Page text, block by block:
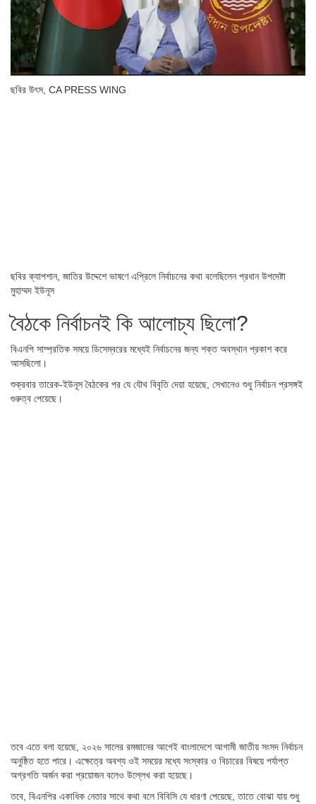
ছবির উৎস, CA PRESS WING
ছবির ক্যাপশান, জাতির উদ্দেশে ভাষণে এপ্রিলে নির্বাচনের কথা বলেছিলেন প্রধান উপদেষ্টা
মুহাম্মদ ইউনূস
বৈঠকে নির্বাচনই কি আলোচ্য ছিলো?
বিএনপি সাম্প্রতিক সময়ে ডিসেম্বরের মধ্যেই নির্বাচনের জন্য শক্ত অবস্থান প্রকাশ করে
আসছিলো।
শুক্রবার তারেক-ইউনূস বৈঠকের পর যে যৌথ বিবৃতি দেয়া হয়েছে, সেখানেও শুধু নির্বাচন প্রসঙ্গই
গুরুত্ব পেয়েছে।
তবে এতে বলা হয়েছে, ২০২৬ সালের রমজানের আগেই বাংলাদেশে আগামী জাতীয় সংসদ নির্বাচন
অনুষ্ঠিত হতে পারে। এক্ষেত্রে অবশ্য ওই সময়ের মধ্যে সংস্কার ও বিচারের বিষয়ে পর্যাপ্ত
অগ্রগতি‌ অর্জন করা প্রয়োজন বলেও উল্লেখ করা হয়েছে।
তবে, বিএনপির একাধিক নেতার সাথে কথা বলে বিবিসি যে ধারণা পেয়েছে, তাতে বােঝা যায় শুধু